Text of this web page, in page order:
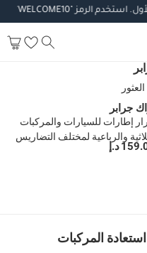
.استخدم الرمز"WELCOME10".
جرابر
إطارات للسيارات والمركبات
والرباعية لمختلف التضاريس
د.إ
المركبات